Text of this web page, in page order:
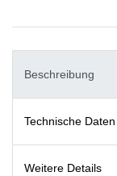
Beschreibung
Technische Daten
Weitere Details